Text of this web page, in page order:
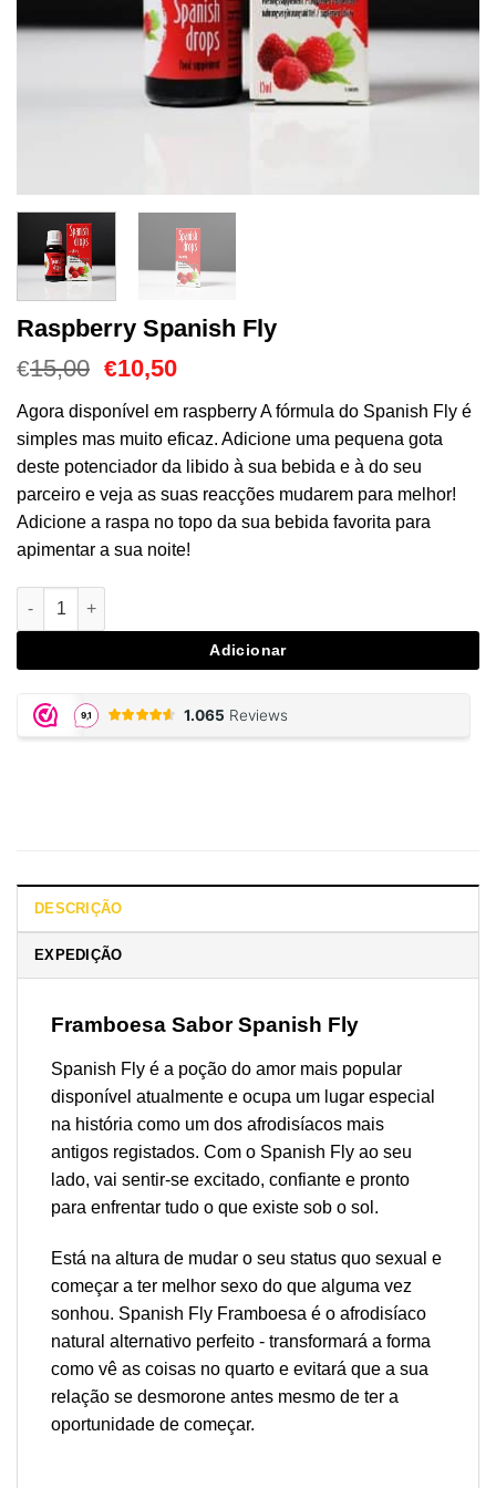
Raspberry Spanish Fly
€15,00 O
original
era:
€15,00.
€10,50O
atual
é:
€10,50.
Agora disponível em raspberryA fórmula do Spanish Fly é
simples mas muito eficaz. Adicione uma pequena gota
deste potenciador da libido à sua bebida e à do seu
parceiro e veja as suas reacções mudarem para melhor!
Adicione a raspa no topo da sua bebida favorita para
apimentar a sua noite!
Quantidade de Raspberry Spanish Fly
Adicionar
DESCRIÇÃO
EXPEDIÇÃO
Framboesa Sabor Spanish Fly
Spanish Fly é a poção do amor mais popular
disponível atualmente e ocupa um lugar especial
na história como um dos afrodisíacos mais
antigos registados. Com o Spanish Fly ao seu
lado, vai sentir-se excitado, confiante e pronto
para enfrentar tudo o que existe sob o sol.
Está na altura de mudar o seu status quo sexual e
começar a ter melhor sexo do que alguma vez
sonhou. Spanish Fly Framboesa é o afrodisíaco
natural alternativo perfeito - transformará a forma
como vê as coisas no quarto e evitará que a sua
relação se desmorone antes mesmo de ter a
oportunidade de começar.